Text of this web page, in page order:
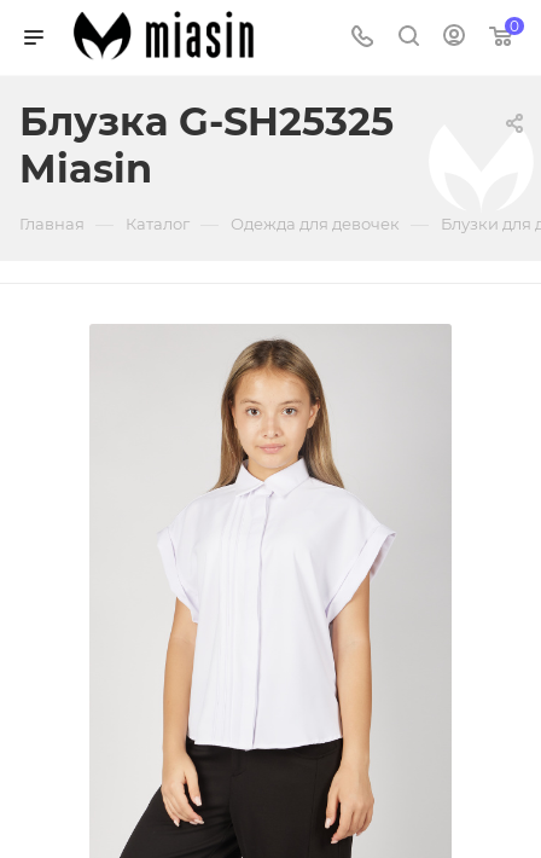
0
Блузка G-SH25325
Miasin
Главная Каталог Одежда для девочек Блузки для